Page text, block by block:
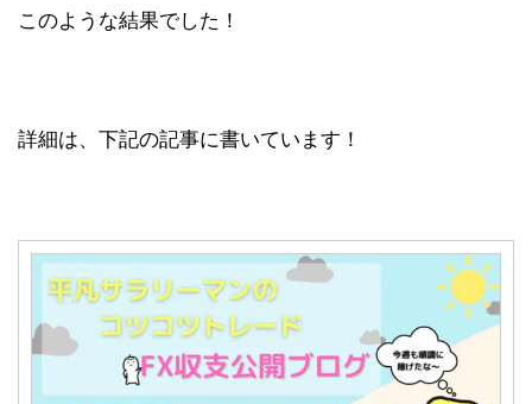
このような結果でした！
詳細は、下記の記事に書いています！